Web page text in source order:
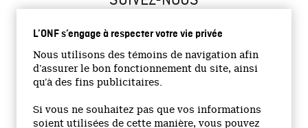
L’ONF s’engage à respecter votre vie privée
Nous utilisons des témoins de navigation afin
d’assurer le bon fonctionnement du site, ainsi
qu’à des fins publicitaires.
Si vous ne souhaitez pas que vos informations
soient utilisées de cette manière, vous pouvez
Site institutionnel